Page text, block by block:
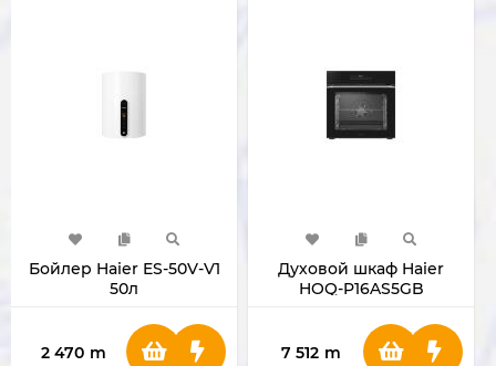
Бойлер Haier ES-50V-V1
50л
2 470 m
Духовой шкаф Haier
HOQ-P16AS5GB
7 512 m